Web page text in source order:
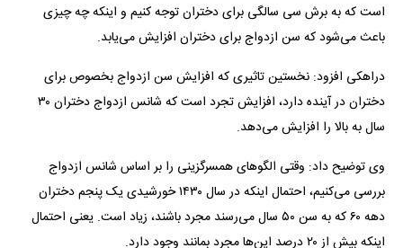
است که به برش سی سالگی برای دختران توجه کنیم و اینکه چه چیزی
باعث می‌شود که سن ازدواج برای دختران افزایش می‌یابد.
دراهکی افزود: نخستین تاثیری که افزایش سن ازدواج بخصوص برای
دختران در آینده دارد، افزایش تجرد است که شانس ازدواج دختران ۳۰
سال به بالا را افزایش می‌دهد.
وی توضیح داد: وقتی الگو‌های همسرگزینی را بر اساس شانس ازدواج
بررسی می‌کنیم، احتمال اینکه در سال ۱۴۳۰ خورشیدی یک پنجم دختران
دهه ۶۰ که به سن ۵۰ سال می‌رسند مجرد باشند، زیاد است. یعنی احتمال
اینکه بیش از ۲۰ درصد این‌ها مجرد بمانند وجود دارد.